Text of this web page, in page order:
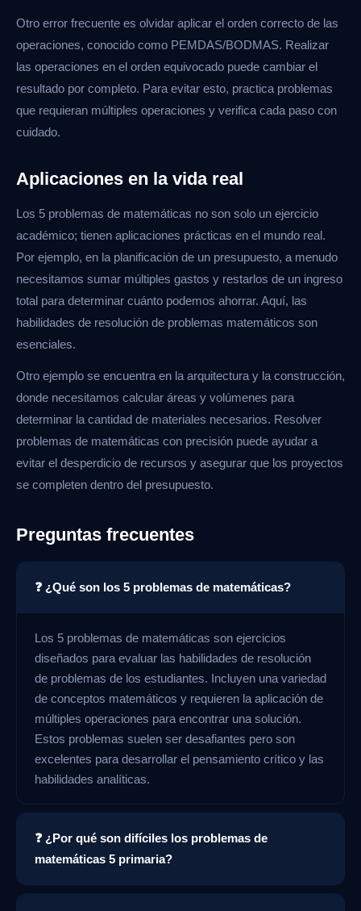
Otro error frecuente es olvidar aplicar el orden correcto de las
operaciones, conocido como PEMDAS/BODMAS. Realizar
las operaciones en el orden equivocado puede cambiar el
resultado por completo. Para evitar esto, practica problemas
que requieran múltiples operaciones y verifica cada paso con
cuidado.
Aplicaciones en la vida real
Los 5 problemas de matemáticas no son solo un ejercicio
académico; tienen aplicaciones prácticas en el mundo real.
Por ejemplo, en la planificación de un presupuesto, a menudo
necesitamos sumar múltiples gastos y restarlos de un ingreso
total para determinar cuánto podemos ahorrar. Aquí, las
habilidades de resolución de problemas matemáticos son
esenciales.
Otro ejemplo se encuentra en la arquitectura y la construcción,
donde necesitamos calcular áreas y volúmenes para
determinar la cantidad de materiales necesarios. Resolver
problemas de matemáticas con precisión puede ayudar a
evitar el desperdicio de recursos y asegurar que los proyectos
se completen dentro del presupuesto.
Preguntas frecuentes
❓ ¿Qué son los 5 problemas de matemáticas?
Los 5 problemas de matemáticas son ejercicios
diseñados para evaluar las habilidades de resolución
de problemas de los estudiantes. Incluyen una variedad
de conceptos matemáticos y requieren la aplicación de
múltiples operaciones para encontrar una solución.
Estos problemas suelen ser desafiantes pero son
excelentes para desarrollar el pensamiento crítico y las
habilidades analíticas.
❓ ¿Por qué son difíciles los problemas de
matemáticas 5 primaria?